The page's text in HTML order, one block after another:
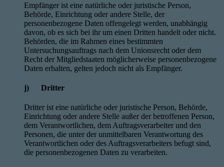
Empfänger ist eine natürliche oder juristische Person,
Behörde, Einrichtung oder andere Stelle, der
personenbezogene Daten offengelegt werden, unabhängig
davon, ob es sich bei ihr um einen Dritten handelt oder nicht.
Behörden, die im Rahmen eines bestimmten
Untersuchungsauftrags nach dem Unionsrecht oder dem
Recht der Mitgliedstaaten möglicherweise personenbezogene
Daten erhalten, gelten jedoch nicht als Empfänger.
j) Dritter
Dritter ist eine natürliche oder juristische Person, Behörde,
Einrichtung oder andere Stelle außer der betroffenen Person,
dem Verantwortlichen, dem Auftragsverarbeiter und den
Personen, die unter der unmittelbaren Verantwortung des
Verantwortlichen oder des Auftragsverarbeiters befugt sind,
die personenbezogenen Daten zu verarbeiten.